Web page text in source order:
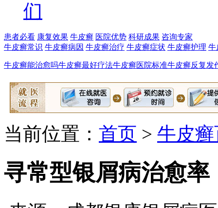
们
患者必看 康复效果 牛皮癣 医院优势 科研成果 咨询专家
牛皮癣常识 牛皮癣病因 牛皮癣治疗 牛皮癣症状 牛皮癣护理 牛
牛皮癣能治愈吗牛皮癣最好疗法牛皮癣医院标准牛皮癣反复发
当前位置： 首页 > 牛皮
寻常型银屑病治愈率